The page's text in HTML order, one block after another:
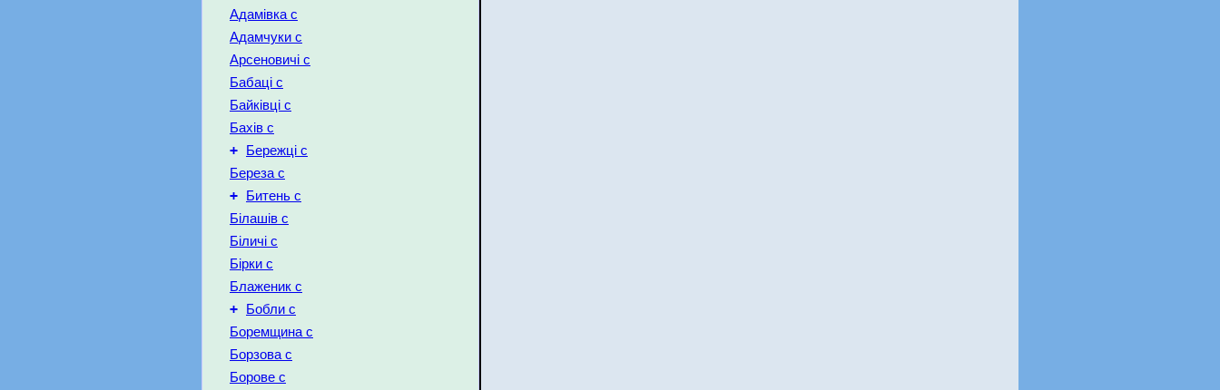
Адамівка с
Адамчуки с
Арсеновичі с
Бабаці с
Байківці с
Бахів с
+
Бережці с
Береза с
+
Битень с
Білашів с
Біличі с
Бірки с
Блаженик с
+
Бобли с
Боремщина с
Борзова с
Борове с